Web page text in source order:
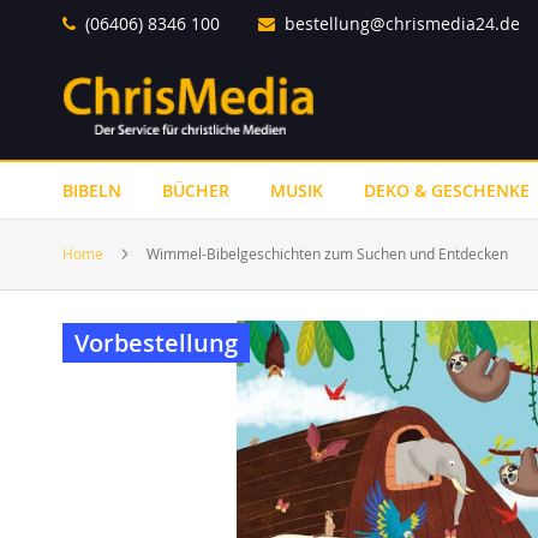
Direkt
Inhalt
(06406) 8346 100 bestellung@chrismedia24.de
BIBELN BÜCHER MUSIK DEKO & GESCHENKE
Home Wimmel-Bibelgeschichten zum Suchen und Entdecken
Vorbestellung
Zum
Ende